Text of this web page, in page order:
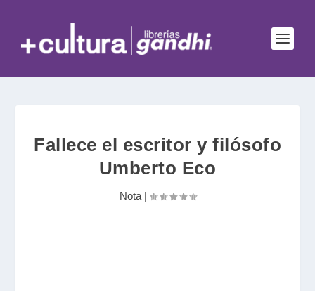
Fallece el escritor y filósofo
Umberto Eco
Nota|